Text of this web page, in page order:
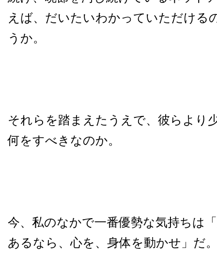
えば、だいたいわかっていただける
うか。
それらを踏まえたうえで、彼らより
何をすべきなのか。
今、私のなかで一番優勢な気持ちは
あるなら、心を、身体を動かせ」だ